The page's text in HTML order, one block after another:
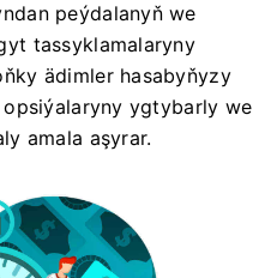
peýdalanyň we
tassyklamalaryny
ädimler hasabyňyzy
ygtybarly we
amala aşyrar.